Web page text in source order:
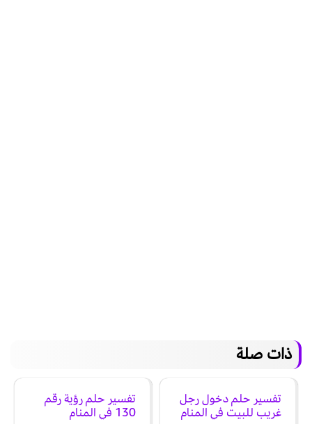
ذات صلة
تفسير حلم دخول رجل
غريب للبيت في المنام
تفسير حلم رؤية رقم
130 في المنام